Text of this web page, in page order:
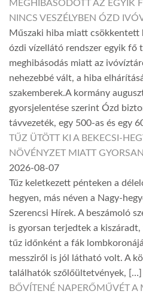
MEGHIBÁSODOTT AZ EGYIK
NINCS VESZÉLYBEN ÓZD
Műszaki hiba miatt csökkentett
ózdi vízellátó rendszer egyik fő
meghibásodás miatt az
nehezebbé vált, a hiba
szakemberek.A kormány
gyorsjelentése szerint Ózd
távvezeték, egy 500-as és egy
TŰZ ÜTÖTT KI A BEKECSI-
NÖVÉNYZET MIATT
2026-08-07
Tűz keletkezett pénteken a
hegyen, más néven a Nagy-
Szerencsi Hírek. A beszámoló
is gyorsan terjedtek a
tűz időnként a fák
messziről is jól látható volt. A
találhatók szőlőültetvények, […]
BŐVÍTENÉ NAPERŐMŰVÉT A